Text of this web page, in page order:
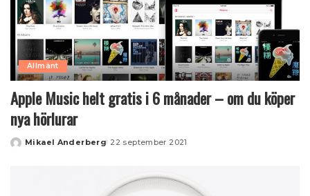
Allmänt
Apple Music helt gratis i 6 månader – om du köper
nya hörlurar
Posted
Mikael Anderberg 22 september 2021